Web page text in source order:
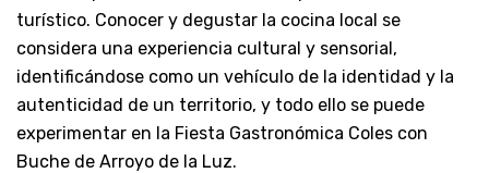
turístico. Conocer y degustar la cocina local se
considera una experiencia cultural y sensorial,
identificándose como un vehículo de la identidad y la
autenticidad de un territorio, y todo ello se puede
experimentar en la Fiesta Gastronómica Coles con
Buche de Arroyo de la Luz.